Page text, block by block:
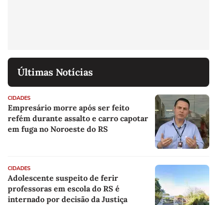
Últimas Notícias
CIDADES
Empresário morre após ser feito
refém durante assalto e carro capotar
em fuga no Noroeste do RS
CIDADES
Adolescente suspeito de ferir
professoras em escola do RS é
internado por decisão da Justiça